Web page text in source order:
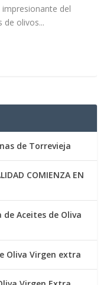
impresionante del
de olivos...
de Torrevieja
COMIENZA EN
Aceites de Oliva
Oliva Virgen extra